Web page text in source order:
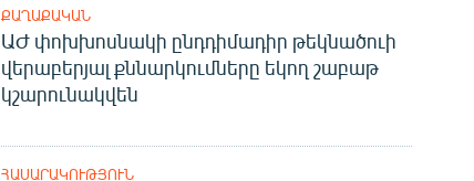
ՔԱՂԱՔԱԿԱՆ
ԱԺ փոխխոսնակի ընդդիմադիր թեկնածուի
վերաբերյալ քննարկումները եկող շաբաթ
կշարունակվեն
ՀԱՍԱՐԱԿՈՒԹՅՈՒՆ